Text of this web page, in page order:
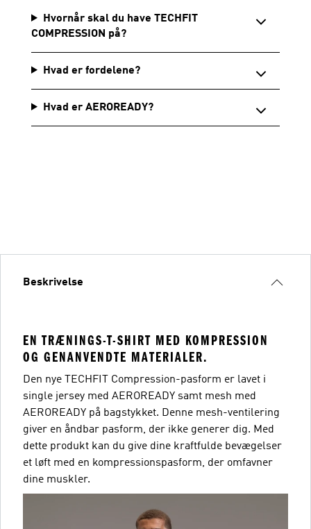
Hvornår skal du have TECHFIT
COMPRESSION på?
Hvad er fordelene?
Hvad er AEROREADY?
Beskrivelse
EN TRÆNINGS-T-SHIRT MED KOMPRESSION
OG GENANVENDTE MATERIALER.
Den nye TECHFIT Compression-pasform er lavet i
single jersey med AEROREADY samt mesh med
AEROREADY på bagstykket. Denne mesh-ventilering
giver en åndbar pasform, der ikke generer dig. Med
dette produkt kan du give dine kraftfulde bevægelser
et løft med en kompressionspasform, der omfavner
dine muskler.